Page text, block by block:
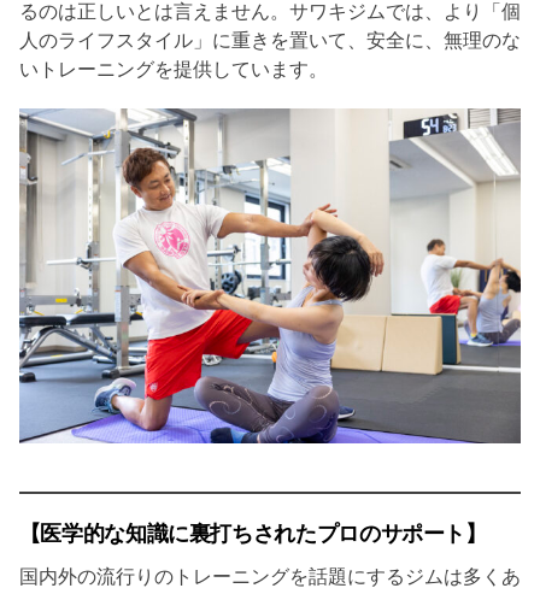
るのは正しいとは言えません。サワキジムでは、より「個
人のライフスタイル」に重きを置いて、安全に、無理のな
いトレーニングを提供しています。
【医学的な知識に裏打ちされたプロのサポート】
国内外の流行りのトレーニングを話題にするジムは多くあ